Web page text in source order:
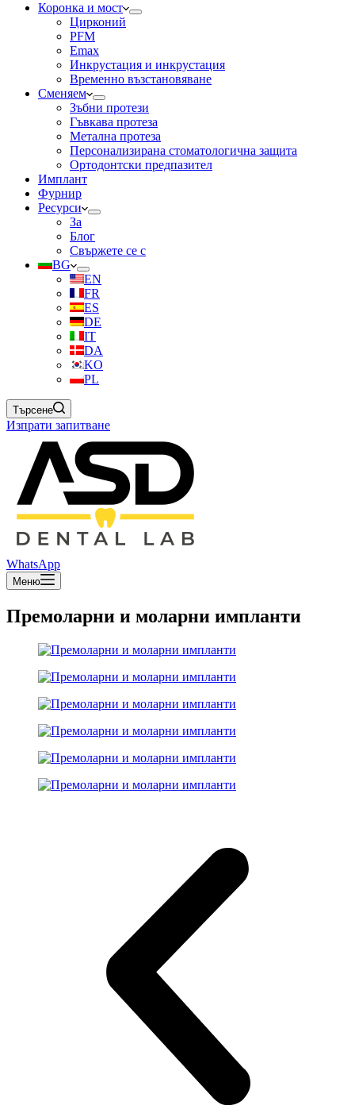
Коронка и мост
Цирконий
PFM
Emax
Инкрустация и инкрустация
Временно възстановяване
Сменяем
Зъбни протези
Гъвкава протеза
Метална протеза
Персонализирана стоматологична защита
Ортодонтски предпазител
Имплант
Фурнир
Ресурси
За
Блог
Свържете се с
BG
EN
FR
ES
DE
IT
DA
KO
PL
Търсене
Изпрати запитване
WhatsApp
Меню
Премоларни и моларни импланти